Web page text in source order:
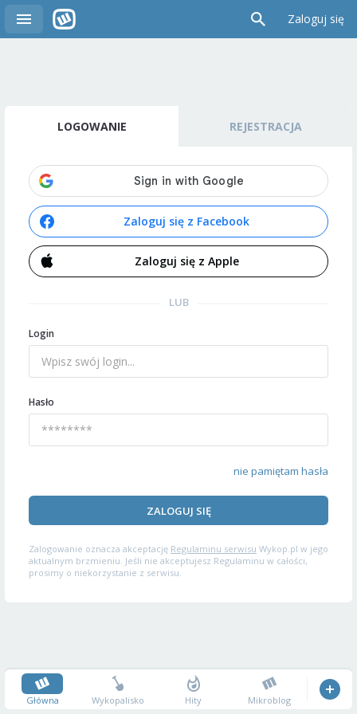
Zaloguj się
LOGOWANIE REJESTRACJA
Zaloguj się z Facebook
Zaloguj się z Apple
LUB
Login
Hasło
nie pamiętam hasła
ZALOGUJ SIĘ
Zalogowanie oznacza akceptację Regulaminu serwisu Wykop.pl w jego
aktualnym brzmieniu. Jeśli nie akceptujesz Regulaminu w całości,
prosimy o niekorzystanie z serwisu.
Główna Wykopalisko Hity Mikroblog